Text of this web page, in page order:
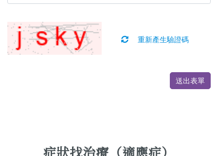
重新產生驗證碼
送出表單
症狀找治療（適應症）